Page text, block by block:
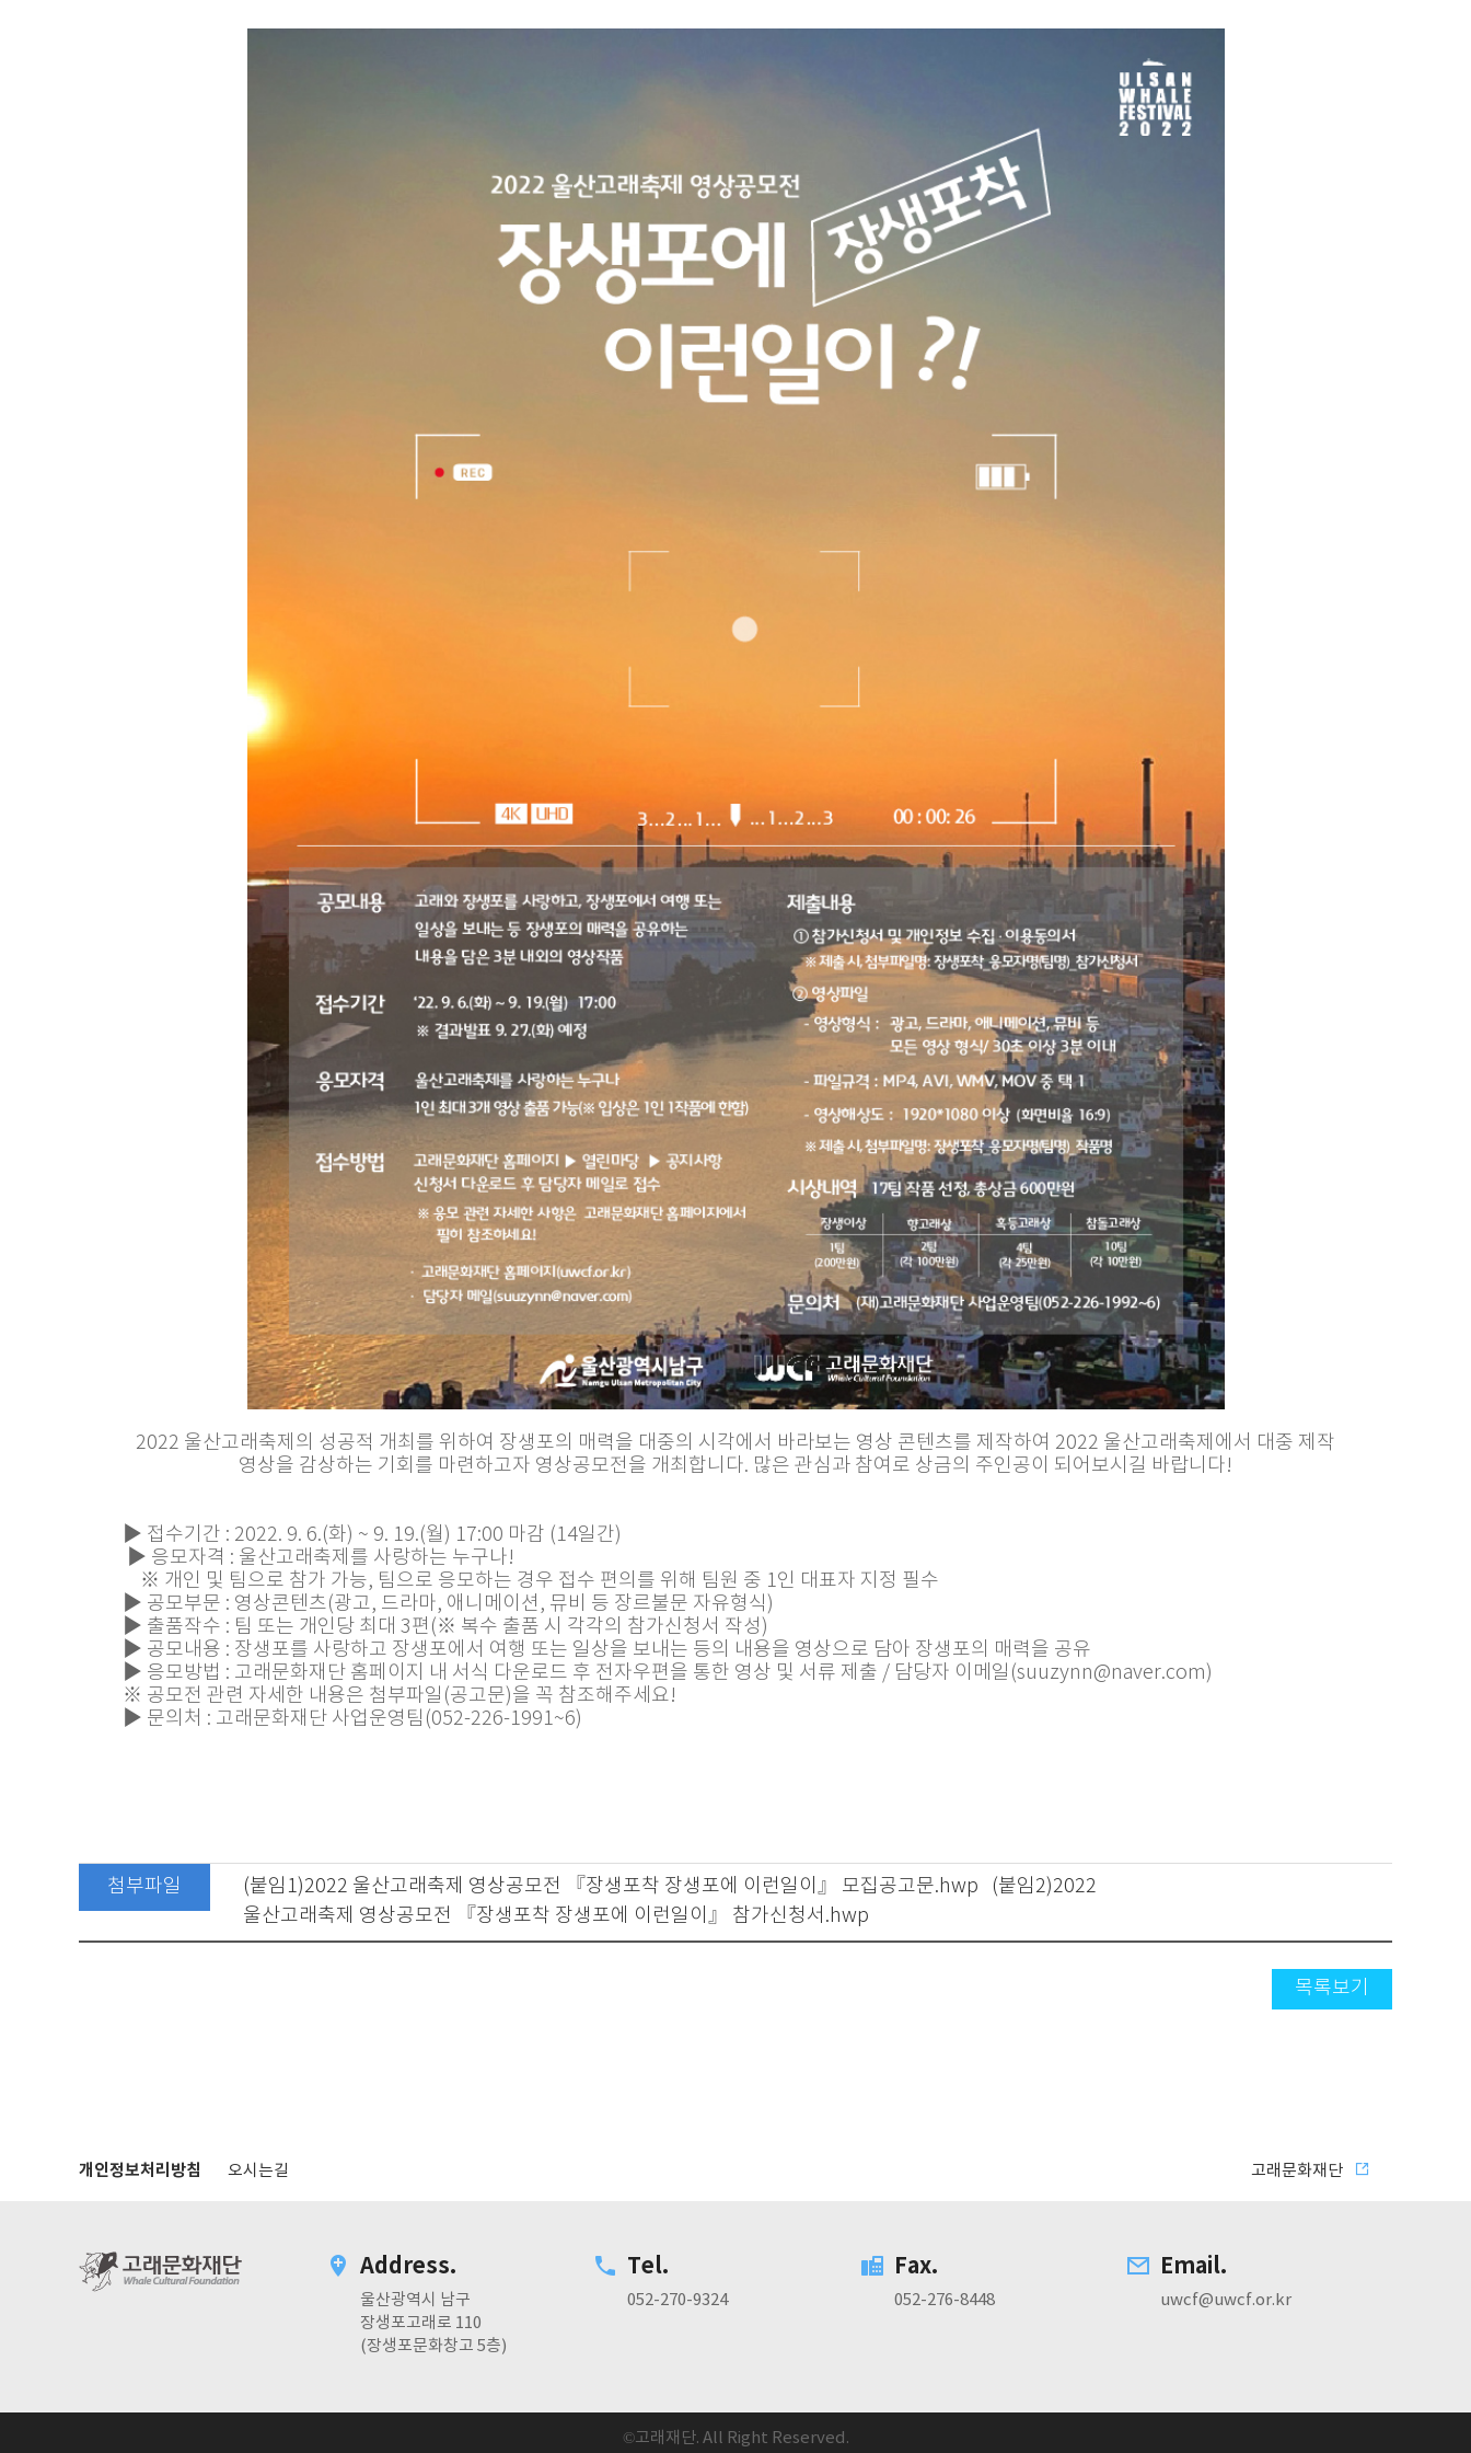
2022 울산고래축제의 성공적 개최를 위하여 장생포의 매력을 대중의 시각에서 바라보는 영상 콘텐츠를 제작하여 2022 울산고래축제에서 대중 제작
영상을 감상하는 기회를 마련하고자 영상공모전을 개최합니다. 많은 관심과 참여로 상금의 주인공이 되어보시길 바랍니다!
▶ 접수기간 : 2022. 9. 6.(화) ~ 9. 19.(월) 17:00 마감 (14일간)
▶ 응모자격 : 울산고래축제를 사랑하는 누구나!
※ 개인 및 팀으로 참가 가능, 팀으로 응모하는 경우 접수 편의를 위해 팀원 중 1인 대표자 지정 필수
▶ 공모부문 : 영상콘텐츠(광고, 드라마, 애니메이션, 뮤비 등 장르불문 자유형식)
▶ 출품작수 : 팀 또는 개인당 최대 3편(※ 복수 출품 시 각각의 참가신청서 작성)
▶ 공모내용 : 장생포를 사랑하고 장생포에서 여행 또는 일상을 보내는 등의 내용을 영상으로 담아 장생포의 매력을 공유
▶ 응모방법 : 고래문화재단 홈페이지 내 서식 다운로드 후 전자우편을 통한 영상 및 서류 제출 / 담당자 이메일(suuzynn@naver.com)
※ 공모전 관련 자세한 내용은 첨부파일(공고문)을 꼭 참조해주세요!
▶ 문의처 : 고래문화재단 사업운영팀(052-226-1991~6)
첨부파일 (붙임1)2022 울산고래축제 영상공모전 『장생포착 장생포에 이런일이』 모집공고문.hwp
(붙임2)2022
울산고래축제 영상공모전 『장생포착 장생포에 이런일이』 참가신청서.hwp
목록보기
개인정보처리방침 오시는길 고래문화재단
Address.
울산광역시 남구
장생포고래로 110
(장생포문화창고 5층)
Tel.
052-270-9324
Fax.
052-276-8448
Email.
uwcf@uwcf.or.kr
©고래재단. All Right Reserved.